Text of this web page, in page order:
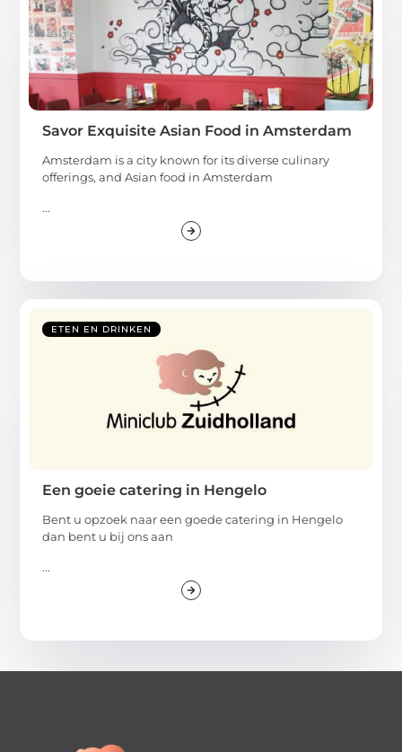
Savor Exquisite Asian Food in Amsterdam
Amsterdam is a city known for its diverse culinary
offerings, and Asian food in Amsterdam
...
ETEN EN DRINKEN
Een goeie catering in Hengelo
Bent u opzoek naar een goede catering in Hengelo
dan bent u bij ons aan
...